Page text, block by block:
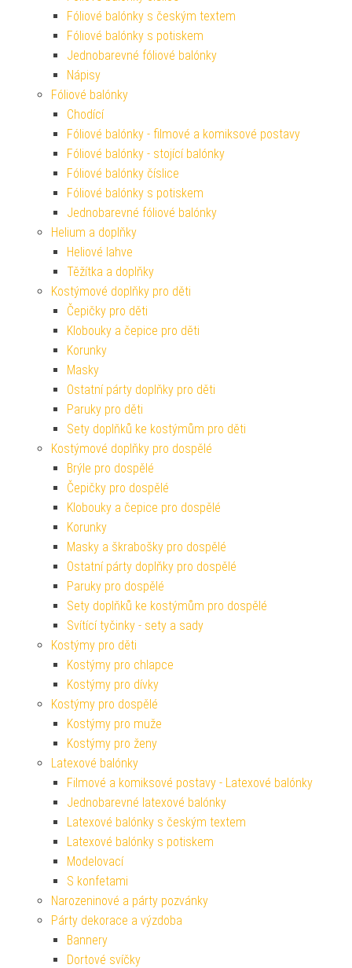
Fóliové balónky s českým textem
Fóliové balónky s potiskem
Jednobarevné fóliové balónky
Nápisy
Fóliové balónky
Chodící
Fóliové balónky - filmové a komiksové postavy
Fóliové balónky - stojící balónky
Fóliové balónky číslice
Fóliové balónky s potiskem
Jednobarevné fóliové balónky
Helium a doplňky
Heliové lahve
Těžítka a doplňky
Kostýmové doplňky pro děti
Čepičky pro děti
Klobouky a čepice pro děti
Korunky
Masky
Ostatní párty doplňky pro děti
Paruky pro děti
Sety doplňků ke kostýmům pro děti
Kostýmové doplňky pro dospělé
Brýle pro dospělé
Čepičky pro dospělé
Klobouky a čepice pro dospělé
Korunky
Masky a škrabošky pro dospělé
Ostatní párty doplňky pro dospělé
Paruky pro dospělé
Sety doplňků ke kostýmům pro dospělé
Svítící tyčinky - sety a sady
Kostýmy pro děti
Kostýmy pro chlapce
Kostýmy pro dívky
Kostýmy pro dospělé
Kostýmy pro muže
Kostýmy pro ženy
Latexové balónky
Filmové a komiksové postavy - Latexové balónky
Jednobarevné latexové balónky
Latexové balónky s českým textem
Latexové balónky s potiskem
Modelovací
S konfetami
Narozeninové a párty pozvánky
Párty dekorace a výzdoba
Bannery
Dortové svíčky